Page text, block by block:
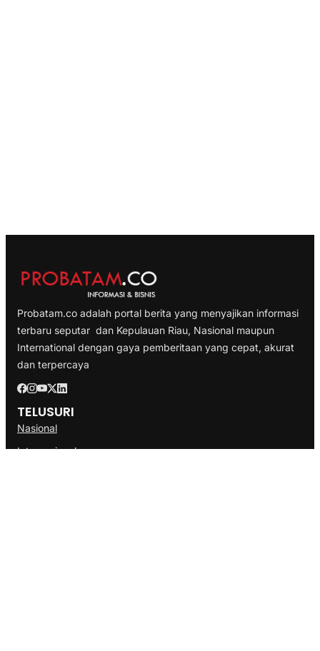
Probatam.co adalah portal berita yang menyajikan informasi
terbaru seputar dan Kepulauan Riau, Nasional maupun
International dengan gaya pemberitaan yang cepat, akurat
dan terpercaya
TELUSURI
Nasional
Internasional